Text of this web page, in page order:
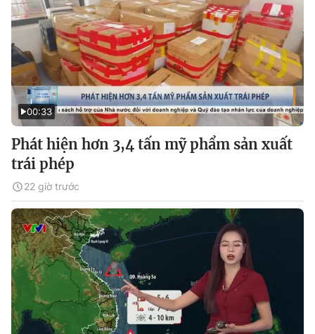
00:33
Phát hiện hơn 3,4 tấn mỹ phẩm sản xuất
trái phép
22 giờ trước